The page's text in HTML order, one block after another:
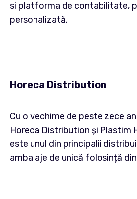
si platforma de contabilitate,
personalizată.
Horeca Distribution
Cu o vechime de peste zece
Horeca Distribution și Plastim
este unul din principalii
ambalaje de unică folosință